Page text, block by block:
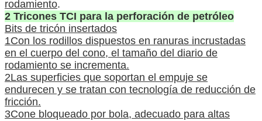
rodamiento.
2 Tricones TCI para la perforación de petróleo
Bits de tricón insertados
1Con los rodillos dispuestos en ranuras incrustadas
en el cuerpo del cono, el tamaño del diario de
rodamiento se incrementa.
2Las superficies que soportan el empuje se
endurecen y se tratan con tecnología de reducción de
fricción.
3Cone bloqueado por bola, adecuado para altas